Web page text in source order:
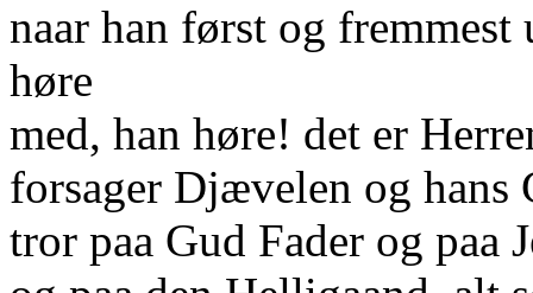
naar han først og
høre
med, han høre! det er
forsager Djævelen og hans
tror paa Gud Fader og paa